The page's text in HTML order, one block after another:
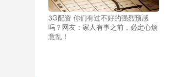
3G配资 你们有过不好的强烈预感
吗？网友：家人有事之前，必定心烦
意乱！